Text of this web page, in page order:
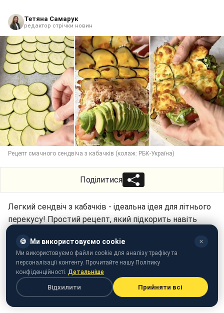
Тетяна Самарук
редактор стрічки новин
Рецепт смачного сендвіча з кабачків (колаж: РБК-Україна)
Поділитися
Легкий сендвіч з кабачків - ідеальна ідея для літнього
перекусу! Простий рецепт, який підкорить навіть
ароматні спеції та хрустку скоринку.
Про це повідомляє РБК-Україна (проект Styler) з
посиланням наTelegram-канал дієтолога Тетяни
Лакусти.
🍪 Ми використовуємо cookie ✕
Ми використовуємо файли cookie для аналізу трафіку та
персоналізації контенту. Прочитайте нашу Політику
конфіденційності. Детальніше
Відхилити Прийняти всі